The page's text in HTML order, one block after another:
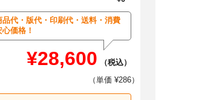
品代・版代・印刷代・送料・消費
価格！
¥28,600
（税込）
（単価 ¥286）